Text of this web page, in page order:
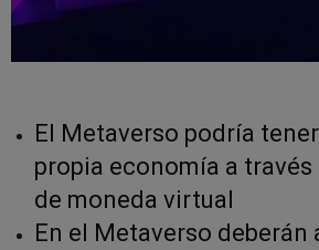
El Metaverso podría
propia economía a
de moneda virtual
En el Metaverso deberán